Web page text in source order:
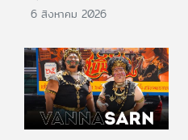
6 สิงหาคม 2026